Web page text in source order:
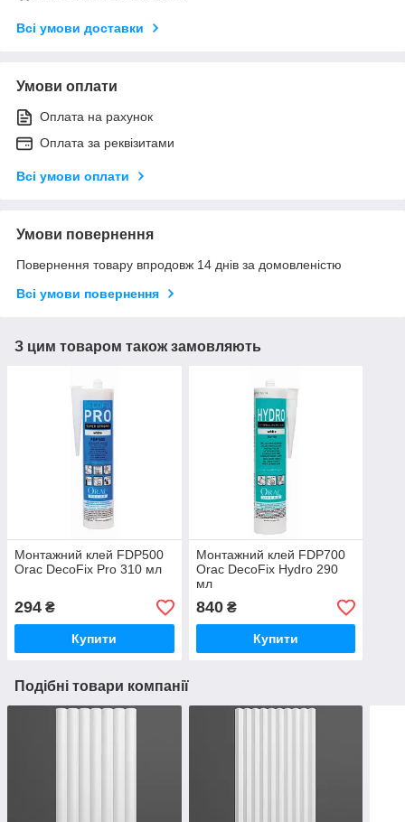
Всі умови доставки
Умови оплати
Оплата на рахунок
Оплата за реквізитами
Всі умови оплати
Умови повернення
Повернення товару впродовж 14 днів за домовленістю
Всі умови повернення
З цим товаром також замовляють
Монтажний клей FDP500
Orac DecoFix Pro 310 мл
294 ₴
Купити
Монтажний клей FDP700
Orac DecoFix Hydro 290
мл
840₴
Купити
Подібні товари компанії